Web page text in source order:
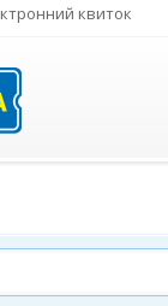
квиток